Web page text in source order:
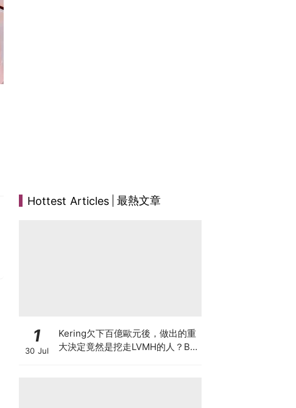
Hottest Articles 最熱文章
1
30 Jul
Kering欠下百億歐元後，做出的重
大決定竟然是挖走LVMH的人？BV